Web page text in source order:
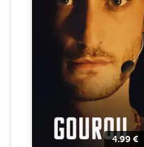
4.99 €